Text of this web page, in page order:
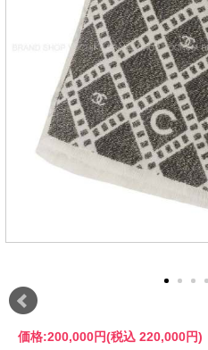
価格:200,000円(税込 220,000円)